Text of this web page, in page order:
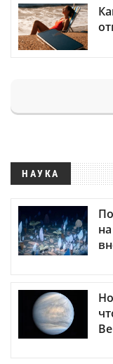
НАУКА